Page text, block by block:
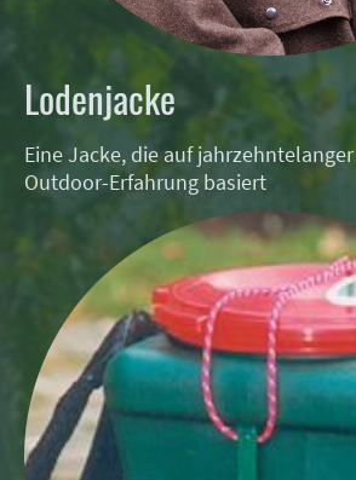
Lodenjacke
Eine Jacke, die auf jahrzehntelanger
Outdoor-Erfahrung basiert